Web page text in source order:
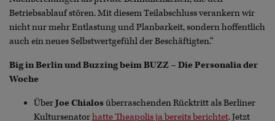
Betriebsablauf stören. Mit diesem Teilabschluss verankern wir
nicht nur mehr Entlastung und Planbarkeit, sondern hoffentlich
auch ein neues Selbstwertgefühl der Beschäftigten.“
Big in Berlin und Buzzing beim BUZZ – Die Personalia der
Woche
ÜberJoe Chialosüberraschenden Rücktritt als Berliner
Kultursenatorhatte Theapolis ja bereits berichtet. Jetzt